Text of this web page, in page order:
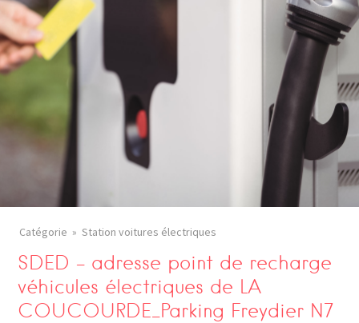
Catégorie Station voitures électriques
SDED – adresse point de recharge
véhicules électriques de LA
COUCOURDE_Parking Freydier N7